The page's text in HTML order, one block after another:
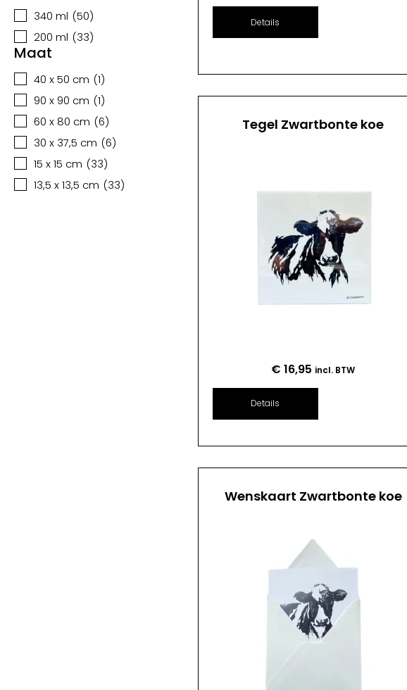
340 ml (50)
200 ml (33)
Maat
40 x 50 cm (1)
90 x 90 cm (1)
60 x 80 cm (6)
30 x 37,5 cm (6)
15 x 15 cm (33)
13,5 x 13,5 cm (33)
Details
Tegel Zwartbonte koe
€ 16,95 incl. BTW
Details
Wenskaart Zwartbonte koe